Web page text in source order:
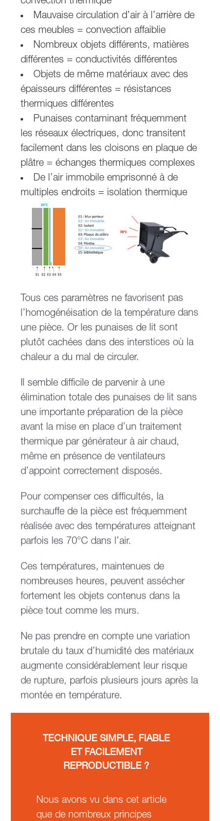
Mauvaise circulation d’air à l’arrière de
ces meubles = convection affaiblie
Nombreux objets différents, matières
différentes = conductivités différentes
Objets de même matériaux avec des
épaisseurs différentes = résistances
thermiques différentes
Punaises contaminant fréquemment
les réseaux électriques, donc transitent
facilement dans les cloisons en plaque de
plâtre = échanges thermiques complexes
De l’air immobile emprisonné à de
multiples endroits = isolation thermique
Tous ces paramètres ne favorisent pas
l’homogénéisation de la température dans
une pièce. Or les punaises de lit sont
plutôt cachées dans des interstices où la
chaleur a du mal de circuler.
Il semble difficile de parvenir à une
élimination totale des punaises de lit sans
une importante préparation de la pièce
avant la mise en place d’un traitement
thermique par générateur à air chaud,
même en présence de ventilateurs
d’appoint correctement disposés.
Pour compenser ces difficultés, la
surchauffe de la pièce est fréquemment
réalisée avec des températures atteignant
parfois les 70°C dans l’air.
Ces températures, maintenues de
nombreuses heures, peuvent assécher
fortement les objets contenus dans la
pièce tout comme les murs.
Ne pas prendre en compte une variation
brutale du taux d’humidité des matériaux
augmente considérablement leur risque
de rupture, parfois plusieurs jours après la
montée en température.
TECHNIQUE SIMPLE, FIABLE
ET FACILEMENT
REPRODUCTIBLE ?
Nous avons vu dans cet article
que de nombreux principes